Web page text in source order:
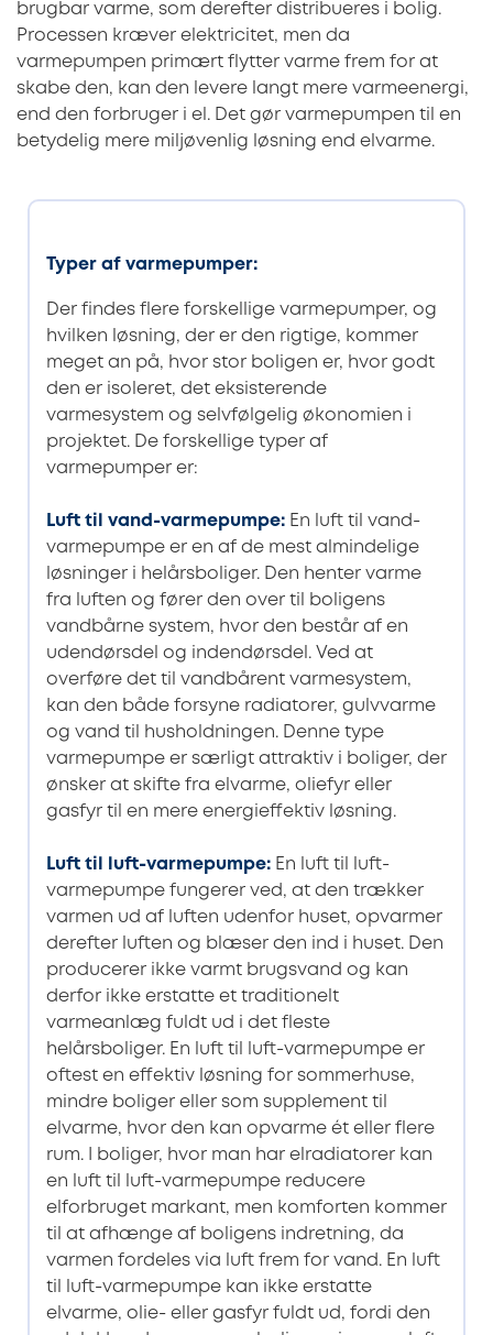
brugbar varme, som derefter distribueres i bolig.
Processen kræver elektricitet, men da
varmepumpen primært flytter varme frem for at
skabe den, kan den levere langt mere varmeenergi,
end den forbruger i el. Det gør varmepumpen til en
betydelig mere miljøvenlig løsning end elvarme.
Typer af varmepumper:
Der findes flere forskellige varmepumper, og
hvilken løsning, der er den rigtige, kommer
meget an på, hvor stor boligen er, hvor godt
den er isoleret, det eksisterende
varmesystem og selvfølgelig økonomien i
projektet. De forskellige typer af
varmepumper er:
Luft til vand-varmepumpe:En luft til vand-
varmepumpe er en af de mest almindelige
løsninger i helårsboliger. Den henter varme
fra luften og fører den over til boligens
vandbårne system, hvor den består af en
udendørsdel og indendørsdel. Ved at
overføre det til vandbårent varmesystem,
kan den både forsyne radiatorer, gulvvarme
og vand til husholdningen. Denne type
varmepumpe er særligt attraktiv i boliger, der
ønsker at skifte fra elvarme, oliefyr eller
gasfyr til en mere energieffektiv løsning.
Luft til luft-varmepumpe:En luft til luft-
varmepumpe fungerer ved, at den trækker
varmen ud af luften udenfor huset, opvarmer
derefter luften og blæser den ind i huset. Den
producerer ikke varmt brugsvand og kan
derfor ikke erstatte et traditionelt
varmeanlæg fuldt ud i det fleste
helårsboliger. En luft til luft-varmepumpe er
oftest en effektiv løsning for sommerhuse,
mindre boliger eller som supplement til
elvarme, hvor den kan opvarme ét eller flere
rum. I boliger, hvor man har elradiatorer kan
en luft til luft-varmepumpe reducere
elforbruget markant, men komforten kommer
til at afhænge af boligens indretning, da
varmen fordeles via luft frem for vand. En luft
til luft-varmepumpe kan ikke erstatte
elvarme, olie- eller gasfyr fuldt ud, fordi den